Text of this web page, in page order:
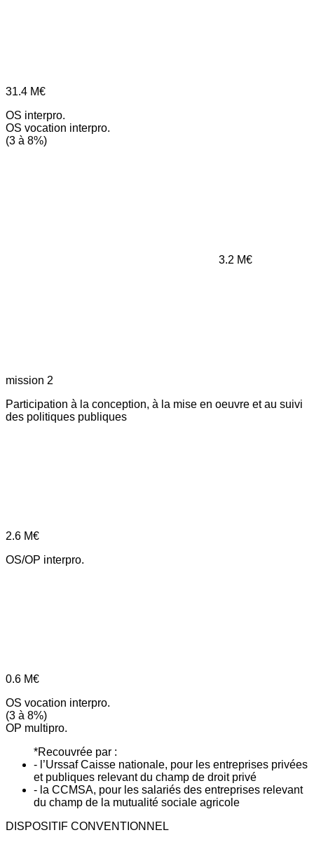
31.4 M€
OS interpro.
OS vocation interpro.
(3 à 8%)
3.2 M€
mission 2
Participation à la conception, à la mise en oeuvre et au suivi
des politiques publiques
2.6 M€
OS/OP interpro.
0.6 M€
OS vocation interpro.
(3 à 8%)
OP multipro.
*Recouvrée par :
- l’Urssaf Caisse nationale, pour les entreprises privées
et publiques relevant du champ de droit privé
- la CCMSA, pour les salariés des entreprises relevant
du champ de la mutualité sociale agricole
DISPOSITIF CONVENTIONNEL